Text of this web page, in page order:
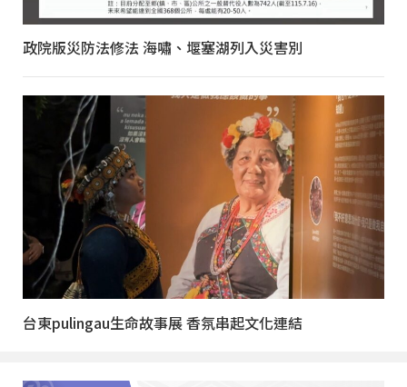
政院版災防法修法 海嘯、堰塞湖列入災害別
台東pulingau生命故事展 香氛串起文化連結